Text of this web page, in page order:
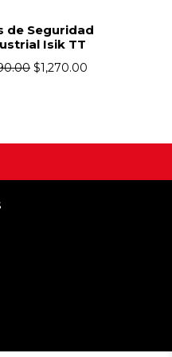
de Seguridad
Isik TT
$1,270.00